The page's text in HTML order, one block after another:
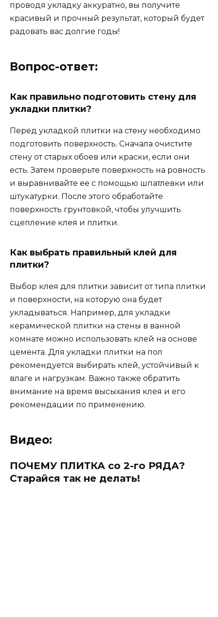
проводя укладку аккуратно, вы получите
красивый и прочный результат, который будет
радовать вас долгие годы!
Вопрос-ответ:
Как правильно подготовить стену для
укладки плитки?
Перед укладкой плитки на стену необходимо
подготовить поверхность. Сначала очистите
стену от старых обоев или краски, если они
есть. Затем проверьте поверхность на ровность
и выравнивайте ее с помощью шпатлевки или
штукатурки. После этого обработайте
поверхность грунтовкой, чтобы улучшить
сцепление клея и плитки.
Как выбрать правильный клей для
плитки?
Выбор клея для плитки зависит от типа плитки
и поверхности, на которую она будет
укладываться. Например, для укладки
керамической плитки на стены в ванной
комнате можно использовать клей на основе
цемента. Для укладки плитки на пол
рекомендуется выбирать клей, устойчивый к
влаге и нагрузкам. Важно также обратить
внимание на время высыхания клея и его
рекомендации по применению.
Видео:
ПОЧЕМУ ПЛИТКА со 2-го РЯДА?
Старайся так не делать!